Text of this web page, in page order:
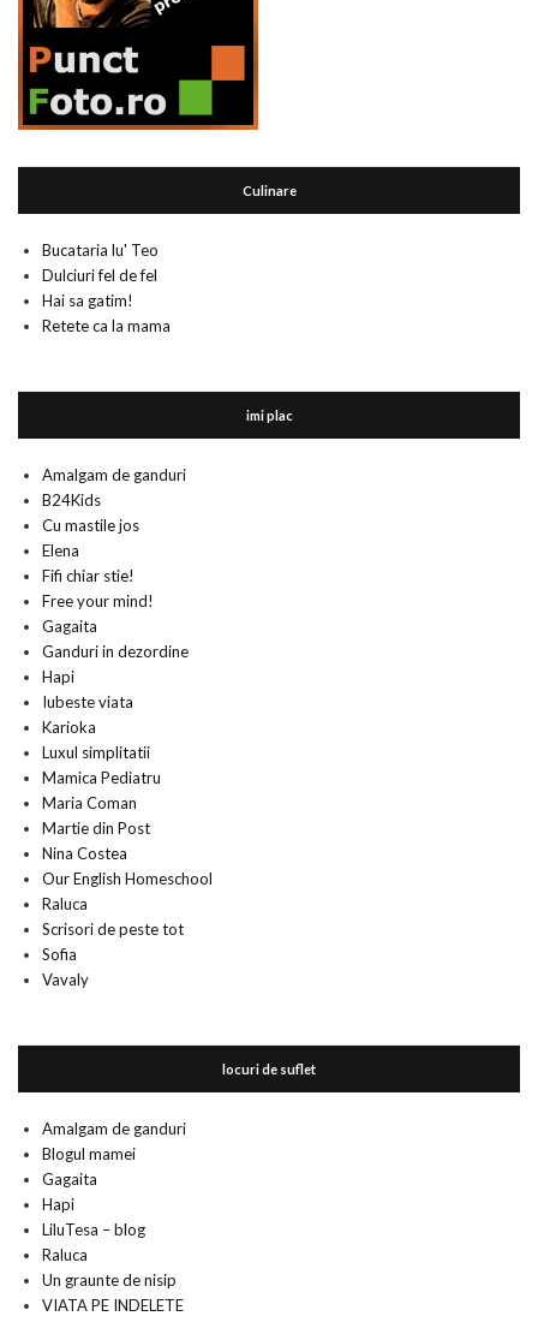
Culinare
Bucataria lu' Teo
Dulciuri fel de fel
Hai sa gatim!
Retete ca la mama
imi plac
Amalgam de ganduri
B24Kids
Cu mastile jos
Elena
Fifi chiar stie!
Free your mind!
Gagaita
Ganduri in dezordine
Hapi
Iubeste viata
Karioka
Luxul simplitatii
Mamica Pediatru
Maria Coman
Martie din Post
Nina Costea
Our English Homeschool
Raluca
Scrisori de peste tot
Sofia
Vavaly
locuri de suflet
Amalgam de ganduri
Blogul mamei
Gagaita
Hapi
LiluTesa – blog
Raluca
Un graunte de nisip
VIATA PE INDELETE